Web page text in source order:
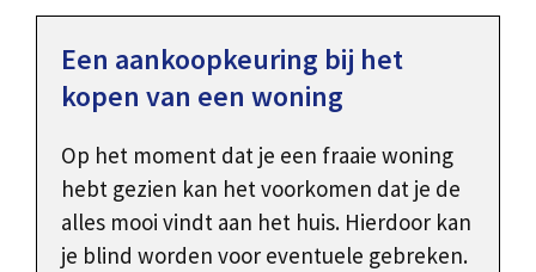
Een aankoopkeuring bij het
kopen van een woning
Op het moment dat je een fraaie woning
hebt gezien kan het voorkomen dat je de
alles mooi vindt aan het huis. Hierdoor kan
je blind worden voor eventuele gebreken.